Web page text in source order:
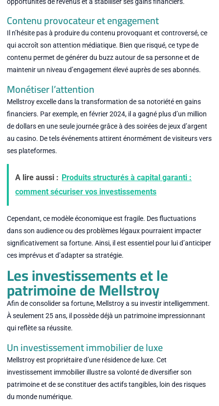
Contenu provocateur et engagement
Il n’hésite pas à produire du contenu provoquant et controversé, ce
qui accroît son attention médiatique. Bien que risqué, ce type de
contenu permet de générer du buzz autour de sa personne et de
maintenir un niveau d’engagement élevé auprès de ses abonnés.
Monétiser l’attention
Mellstroy excelle dans la transformation de sa notoriété en gains
financiers. Par exemple, en février 2024, il a gagné plus d’un million
de dollars en une seule journée grâce à des soirées de jeux d’argent
au casino. De tels événements attirent énormément de visiteurs vers
ses plateformes.
A lire aussi : Produits structurés à capital garanti :
comment sécuriser vos investissements
Cependant, ce modèle économique est fragile. Des fluctuations
dans son audience ou des problèmes légaux pourraient impacter
significativement sa fortune. Ainsi, il est essentiel pour lui d’anticiper
ces imprévus et d’adapter sa stratégie.
Les investissements et le
patrimoine de Mellstroy
Afin de consolider sa fortune, Mellstroy a su investir intelligemment.
À seulement 25 ans, il possède déjà un patrimoine impressionnant
qui reflète sa réussite.
Un investissement immobilier de luxe
Mellstroy est propriétaire d’une résidence de luxe. Cet
investissement immobilier illustre sa volonté de diversifier son
patrimoine et de se constituer des actifs tangibles, loin des risques
du monde numérique.